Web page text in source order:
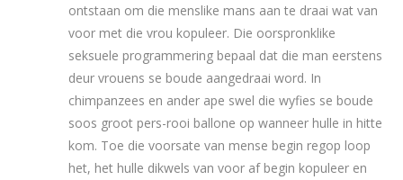
ontstaan om die menslike mans aan te draai wat van
voor met die vrou kopuleer. Die oorspronklike
seksuele programmering bepaal dat die man eerstens
deur vrouens se boude aangedraai word. In
chimpanzees en ander ape swel die wyfies se boude
soos groot pers-rooi ballone op wanneer hulle in hitte
kom. Toe die voorsate van mense begin regop loop
het, het hulle dikwels van voor af begin kopuleer en